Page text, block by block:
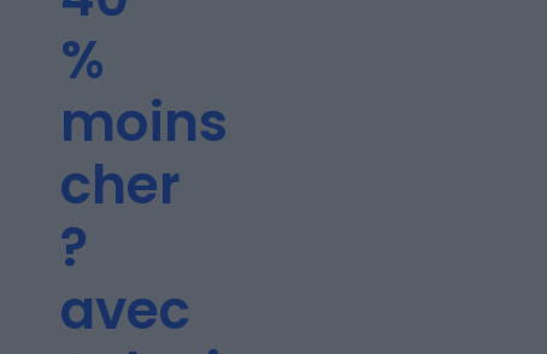
A propos
%
moins
cher
?
avec